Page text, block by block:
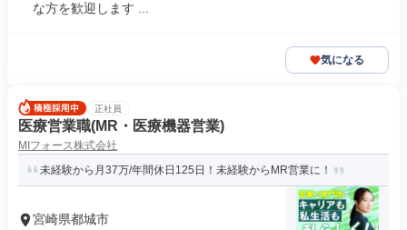
な方を歓迎します ...
気になる
正社員
医療営業職(MR・医療機器営業)
MIフォース株式会社
未経験から月37万/年間休日125日！未経験からMR営業に！
宮崎県都城市